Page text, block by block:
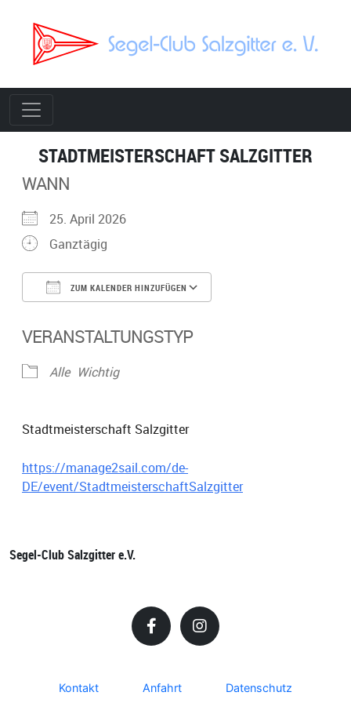
STADTMEISTERSCHAFT SALZGITTER
WANN
25. April 2026
Ganztägig
ZUM KALENDER HINZUFÜGEN
VERANSTALTUNGSTYP
Alle Wichtig
Stadtmeisterschaft Salzgitter
https://manage2sail.com/de-
DE/event/StadtmeisterschaftSalzgitter
Segel-Club Salzgitter e.V.
Kontakt Anfahrt Datenschutz